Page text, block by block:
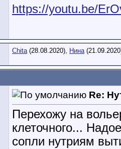
https://youtu.be/
Chita(28.08.2020), Нина
Re:
Перехожу на
клеточного...
сопли нутриям